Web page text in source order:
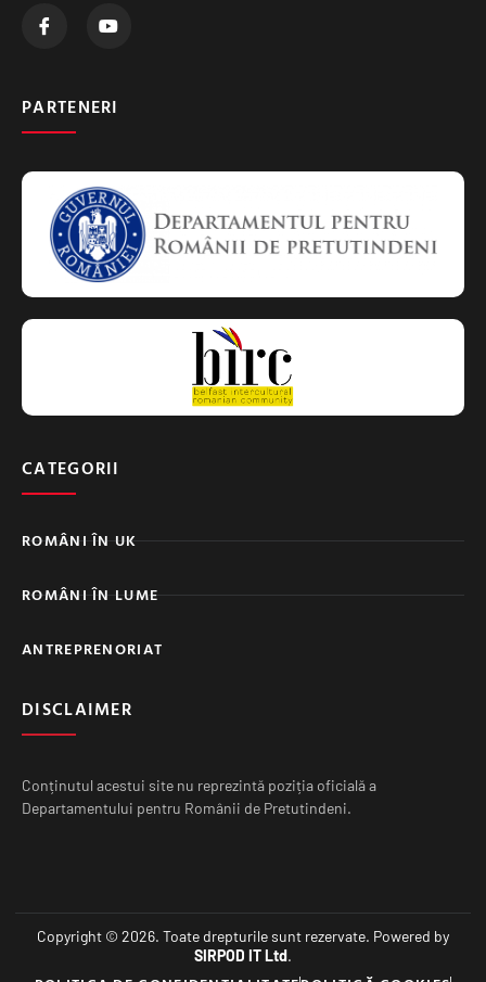
PARTENERI
CATEGORII
ROMÂNI ÎN UK
ROMÂNI ÎN LUME
ANTREPRENORIAT
DISCLAIMER
Conținutul acestui site nu reprezintă poziția oficială a
Departamentului pentru Românii de Pretutindeni.
Copyright © 2026. Toate drepturile sunt rezervate. Powered by
SIRPOD IT Ltd.